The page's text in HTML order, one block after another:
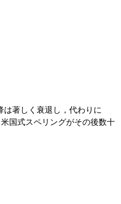
は著しく衰退し，代わりに
国式スペリングがその後数十